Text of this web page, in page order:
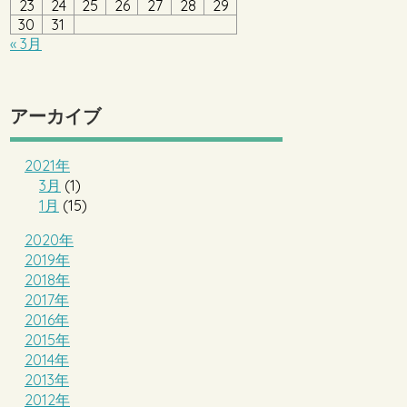
23
24 25 26 27 28
29
30
31
« 3月
アーカイブ
2021年
3月 (1)
1月 (15)
2020年
2019年
2018年
2017年
2016年
2015年
2014年
2013年
2012年